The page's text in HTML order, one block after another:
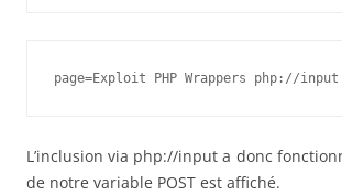
page=Exploit PHP Wrappers php://input
L’inclusion via php://input a donc
de notre variable POST est affiché.